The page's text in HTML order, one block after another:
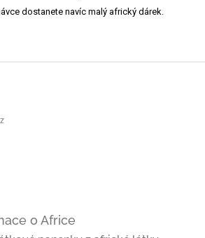
dostanete navíc malý africký dárek.
o Africe